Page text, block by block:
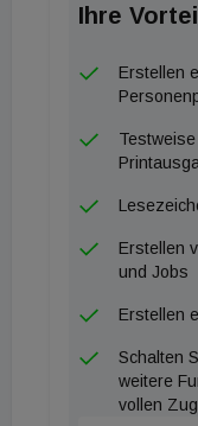
Ihre
Erstellen
Erstellen
und Jobs
Erstellen
Schalten
weitere
vollen